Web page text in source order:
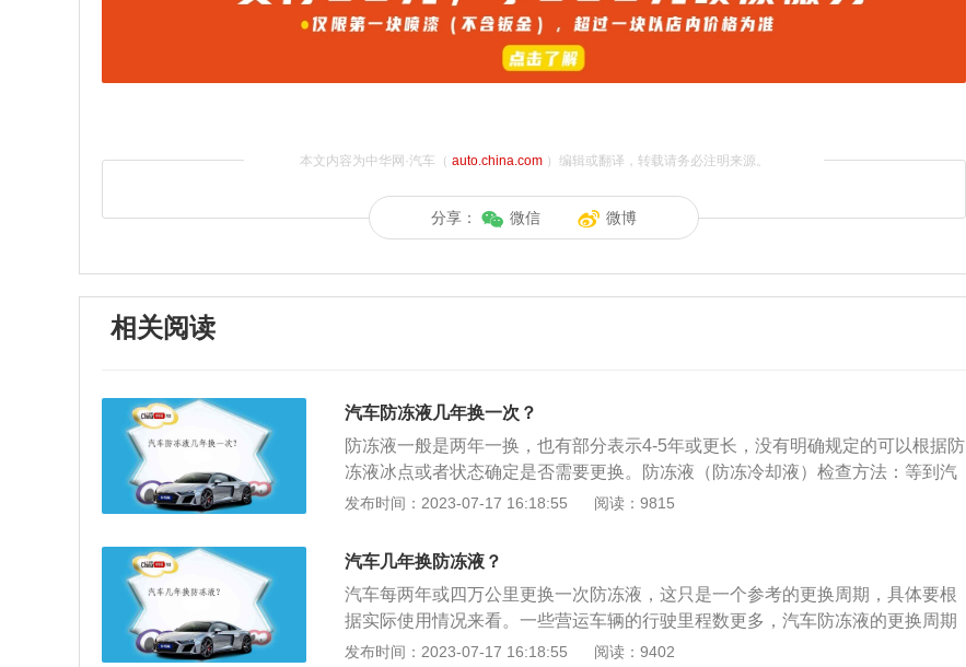
本文内容为中华网·汽车（ auto.china.com）编辑或翻译，转载请务必注明来源。
分享： 微信 微博
相关阅读
汽车防冻液几年换一次？
防冻液一般是两年一换，也有部分表示4-5年或更长，没有明确规定的可以根据防
冻液冰点或者状态确定是否需要更换。防冻液（防冻冷却液）检查方法：等到汽
车冷下来之后，打开发动机舱，检查冷却液是否充足。冷却液水壶边上有MAX、
准，只要在最高（MAX）和最低（MIN）之间就好。防冻液的更换周期：防冻液
更换周期为10万公里，更换容量为6L。防冻液的颜色并不代表防冻液的质量好
坏，颜色只是各个防冻液生产厂家不同的配比后，添加了不同的色素而已。防冻
液使用一段时间后，不以颜色鲜艳程度为标准来确定是否更换，而是以防冻液的
浓度来决定是否需要更换（浓度需要用专门的试纸条测试，维修站都有）。
发布时间：2023-07-17 16:18:55 阅读：9815
汽车几年换防冻液？
汽车每两年或四万公里更换一次防冻液，这只是一个参考的更换周期，具体要根
据实际使用情况来看。一些营运车辆的行驶里程数更多，汽车防冻液的更换周期
就更短。防冻液叫防冻冷却液，意为有防冻功能的冷却液，可以防止在寒冷冬季
发布时间：2023-07-17 16:18:55 阅读：9402